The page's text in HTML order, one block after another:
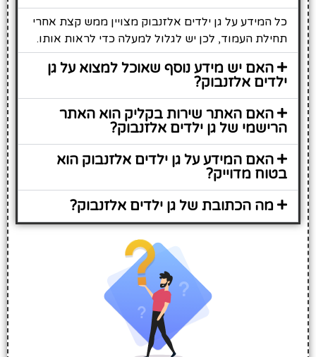
כל המידע על גן ילדים אלזנבוק מצויין ממש קצת אחרי
תחילת העמוד, לכן יש לגלול למעלה כדי לראות אותו.
האם יש מידע נוסף שאוכל למצוא על גן
ילדים אלזנבוק?
האם האתר שירות בקליק הוא האתר
הרישמי של גן ילדים אלזנבוק?
האם המידע על גן ילדים אלזנבוק הוא
בטוח מדוייק?
מה הכתובת של גן ילדים אלזנבוק?